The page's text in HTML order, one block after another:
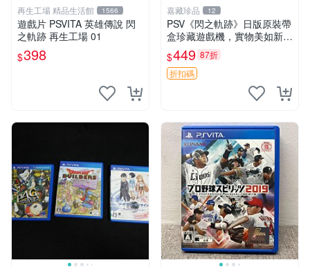
再生工場 精品生活館 1566
遊戲片 PSVITA 英雄傳說 閃
之軌跡 再生工場 01
$398
嘉藏珍品 12
PSV《閃之軌跡》日版原裝帶
盒珍藏遊戲機，實物美如新，
嚴選推薦 閃之軌跡 日版 PSV
原裝帶盒
$449 87折
折扣碼